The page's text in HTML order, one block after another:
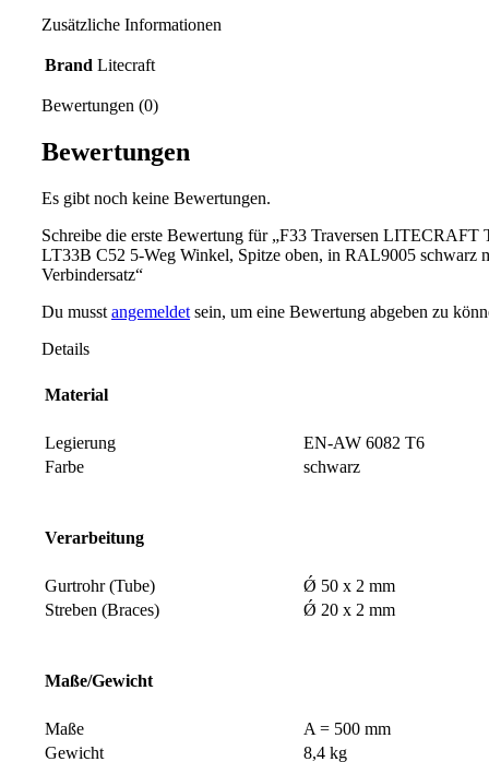
Zusätzliche Informationen
Brand Litecraft
Bewertungen (0)
Bewertungen
Es gibt noch keine Bewertungen.
Schreibe die erste Bewertung für „F33 Traversen LITECRAFT
LT33B C52 5-Weg Winkel, Spitze oben, in RAL9005 schwarz
Verbindersatz“
Du musst angemeldet sein, um eine Bewertung abgeben zu
Details
Material
Legierung
EN-AW 6082 T6
Farbe
schwarz
Verarbeitung
Gurtrohr (Tube)
Ǿ 50 x 2 mm
Streben (Braces)
Ǿ 20 x 2 mm
Maße/Gewicht
Maße
A = 500 mm
Gewicht
8,4 kg